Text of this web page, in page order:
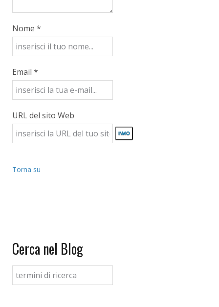
Nome *
Email *
URL del sito Web
Torna su
Cerca nel Blog